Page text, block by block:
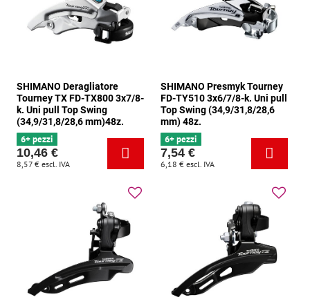
SHIMANO Deragliatore
Tourney TX FD-TX800 3x7/8-
k. Uni pull Top Swing
(34,9/31,8/28,6 mm)48z.
6+ pezzi
10,46 €
8,57 € escl. IVA
SHIMANO Presmyk Tourney
FD-TY510 3x6/7/8-k. Uni pull
Top Swing (34,9/31,8/28,6
mm) 48z.
6+ pezzi
7,54 €
6,18 € escl. IVA